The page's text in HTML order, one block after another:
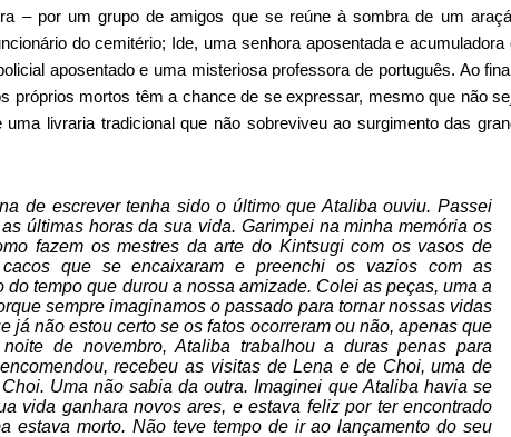
– por um grupo de amigos que se reúne à sombra de um
do cemitério; Ide, uma senhora aposentada e acumuladora
aposentado e uma misteriosa professora de português. Ao
próprios mortos têm a chance de se expressar, mesmo que não
livraria tradicional que não sobreviveu ao surgimento das
de escrever tenha sido o último que Ataliba ouviu. Passei
últimas horas da sua vida. Garimpei na minha memória os
fazem os mestres da arte do Kintsugi com os vasos de
que se encaixaram e preenchi os vazios com as
tempo que durou a nossa amizade. Colei as peças, uma a
sempre imaginamos o passado para tornar nossas vidas
já não estou certo se os fatos ocorreram ou não, apenas que
de novembro, Ataliba trabalhou a duras penas para
recebeu as visitas de Lena e de Choi, uma de
Uma não sabia da outra. Imaginei que Ataliba havia se
vida ganhara novos ares, e estava feliz por ter encontrado
estava morto. Não teve tempo de ir ao lançamento do seu